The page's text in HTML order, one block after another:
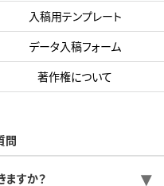
入稿用テンプレート
データ入稿フォーム
著作権について
問
ますか？